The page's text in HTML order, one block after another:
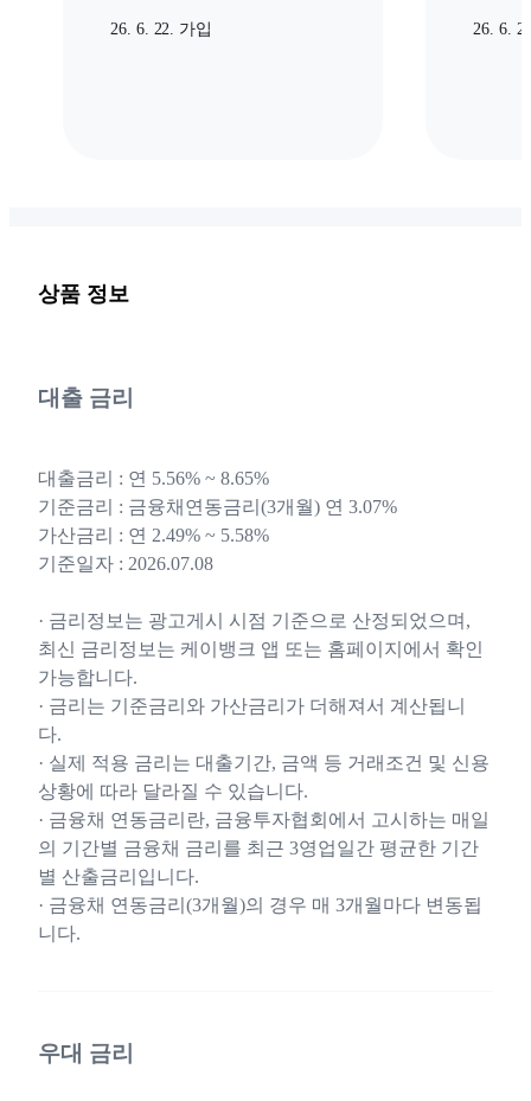
26. 6. 22. 가입 26. 6.
상품 정보
대출 금리
대출금리 : 연 5.56% ~ 8.65%
기준금리 : 금융채연동금리(3개월) 연 3.07%
가산금리 : 연 2.49% ~ 5.58%
기준일자 : 2026.07.08
· 금리정보는 광고게시 시점 기준으로 산정되었으며,
최신 금리정보는 케이뱅크 앱 또는 홈페이지에서 확인
가능합니다.
· 금리는 기준금리와 가산금리가 더해져서 계산됩니
다.
· 실제 적용 금리는 대출기간, 금액 등 거래조건 및 신용
상황에 따라 달라질 수 있습니다.
· 금융채 연동금리란, 금융투자협회에서 고시하는 매일
의 기간별 금융채 금리를 최근 3영업일간 평균한 기간
별 산출금리입니다.
· 금융채 연동금리(3개월)의 경우 매 3개월마다 변동됩
니다.
우대 금리